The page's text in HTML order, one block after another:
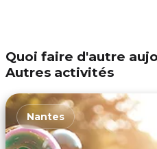
Quoi faire d'autre
Autres activités
Nantes